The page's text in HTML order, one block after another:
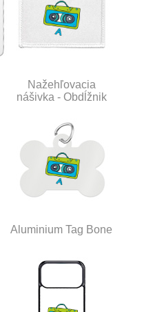
Nažehľovacia
nášivka - Obdĺžnik
Aluminium Tag Bone